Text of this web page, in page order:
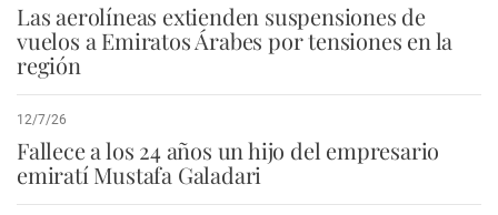
Las aerolíneas extienden suspensiones de
vuelos a Emiratos Árabes por tensiones en la
región
12/7/26
Fallece a los 24 años un hijo del empresario
emiratí Mustafa Galadari